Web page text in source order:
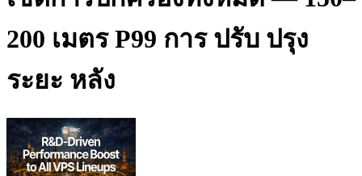
200 เมตร P99 การ ปรับ ปรุง
ระยะ หลัง